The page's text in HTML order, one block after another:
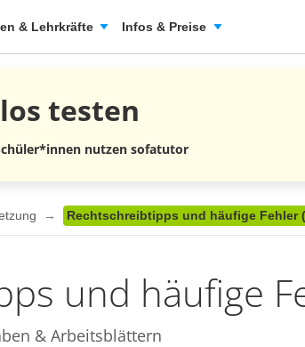
& Lehrkräfte Infos & Preise
testen
nutzen sofatutor
Rechtschreibtipps und häufige Fehler
und häufige
& Arbeitsblättern